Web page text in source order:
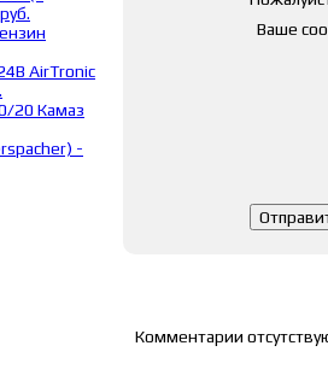
Ваше
Комментарии